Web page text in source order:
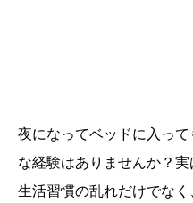
夜になってベッドに入っ
な経験はありませんか？
生活習慣の乱れだけでな